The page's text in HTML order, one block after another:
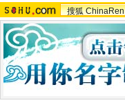
搜狐 ChinaRen